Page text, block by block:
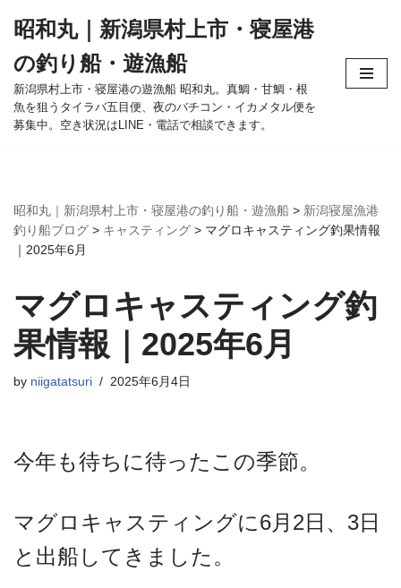
ン
テ
ン
ツ
ッ
プ
昭和丸｜新潟県村上市・寝屋港
の釣り船・遊漁船
新潟県村上市・寝屋港の遊漁船 昭和丸。真鯛・甘鯛・根
魚を狙うタイラバ五目便、夜のバチコン・イカメタル便を
募集中。空き状況はLINE・電話で相談できます。
昭和丸｜新潟県村上市・寝屋港の釣り船・遊漁船 > 新潟寝屋漁港
釣り船ブログ > キャスティング > マグロキャスティング釣果情報
｜2025年6月
マグロキャスティング釣
果情報｜2025年6月
by niigatatsuri 2025年6月4日
今年も待ちに待ったこの季節。
マグロキャスティングに6月2日、3日
と出船してきました。